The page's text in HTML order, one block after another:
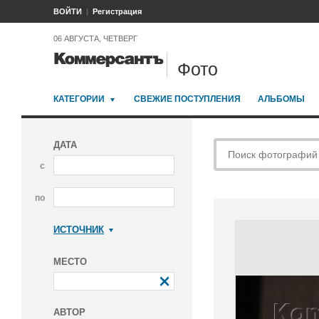
ВОЙТИ Регистрация
06 АВГУСТА, ЧЕТВЕРГ
Фото
КАТЕГОРИИ СВЕЖИЕ ПОСТУПЛЕНИЯ АЛЬБОМЫ
ДАТА
с
по
ИСТОЧНИК
МЕСТО
АВТОР